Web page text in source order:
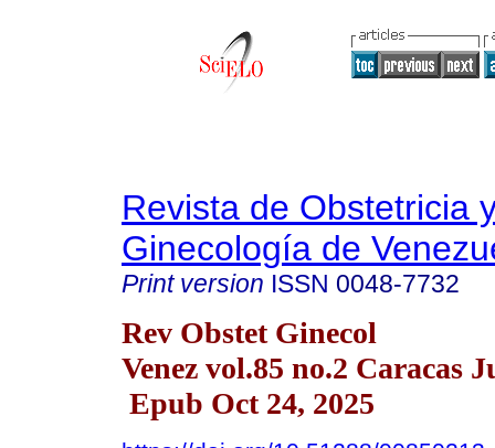
Revista de Obstetricia
Ginecología de
Print version ISSN 0048-7732
Rev Obstet Ginecol
Venez vol.85 no.2 Caracas
Epub Oct 24, 2025